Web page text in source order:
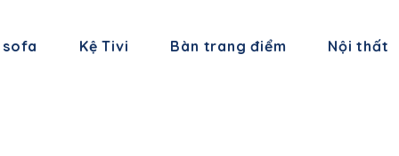
sofa Kệ Tivi Bàn trang điểm Nội thất